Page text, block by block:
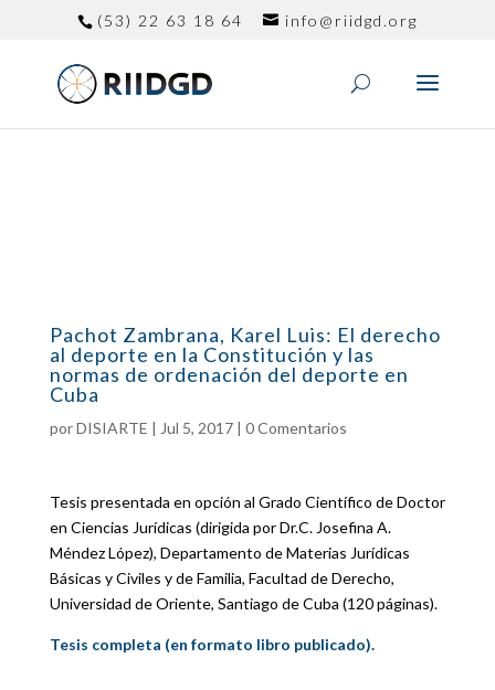
(53) 22 63 18 64 info@riidgd.org
Pachot Zambrana, Karel Luis: El derecho
al deporte en la Constitución y las
normas de ordenación del deporte en
Cuba
porDISIARTE | Jul 5, 2017| 0 Comentarios
Tesis presentada en opción al Grado Científico de Doctor
en Ciencias Jurídicas (dirigida por Dr.C. Josefina A.
Méndez López), Departamento de Materias Jurídicas
Básicas y Civiles y de Familia, Facultad de Derecho,
Universidad de Oriente, Santiago de Cuba (120 páginas).
Tesis completa (en formato libro publicado).